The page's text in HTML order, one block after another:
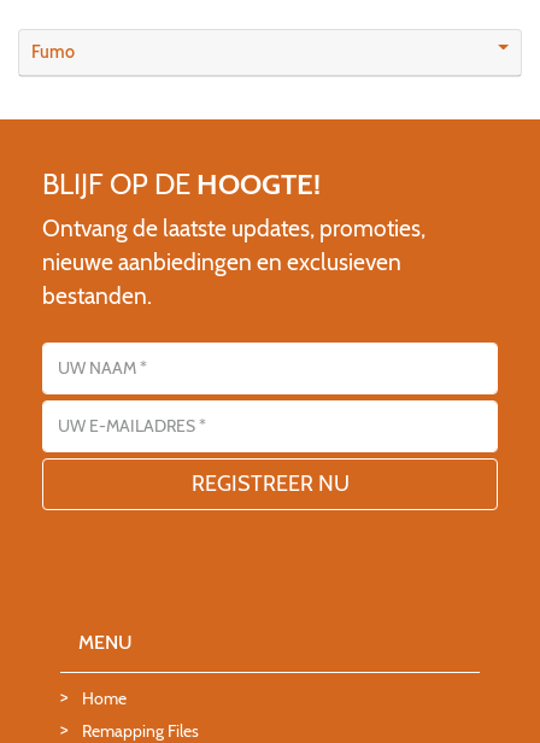
Fumo
BLIJF OP DE HOOGTE!
Ontvang de laatste updates, promoties,
nieuwe aanbiedingen en exclusieven
bestanden.
Name
E-mailadres
MENU
Home
Remapping Files